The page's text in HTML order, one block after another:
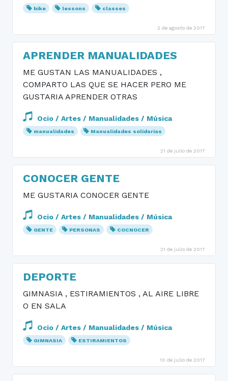
bike lessons classes
2 de agosto de 2017
APRENDER MANUALIDADES
ME GUSTAN LAS MANUALIDADES ,
COMPARTO LAS QUE SE HACER PERO ME
GUSTARIA APRENDER OTRAS
Ocio / Artes / Manualidades / Música
manualidades Manualidades solidarias
21 de julio de 2017
CONOCER GENTE
ME GUSTARIA CONOCER GENTE
Ocio / Artes / Manualidades / Música
GENTE PERSONAS COCNOCER
21 de julio de 2017
DEPORTE
GIMNASIA , ESTIRAMIENTOS , AL AIRE LIBRE
O EN SALA
Ocio / Artes / Manualidades / Música
GIMNASIA ESTIRAMIENTOS
10 de julio de 2017